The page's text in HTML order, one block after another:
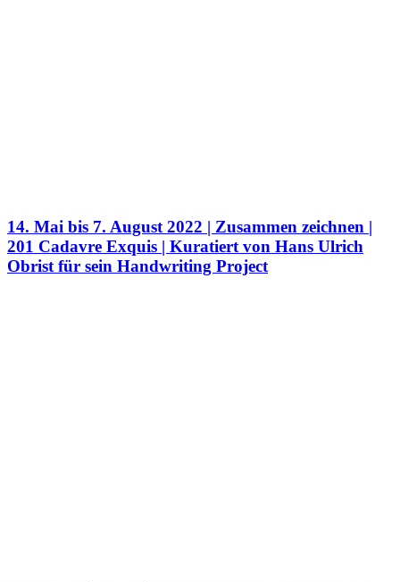
14. Mai bis 7. August 2022 | Zusammen zeichnen |
201 Cadavre Exquis | Kuratiert von Hans Ulrich
Obrist für sein Handwriting Project